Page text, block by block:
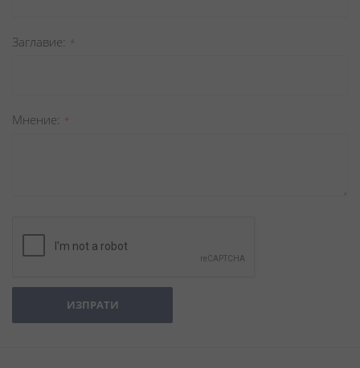
Заглавиe
Мнение
ИЗПРАТИ